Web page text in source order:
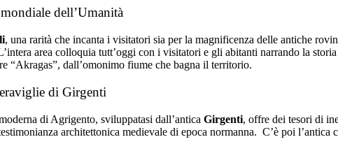
dell’Umanità
, una rarità che incanta i visitatori sia per la magnificenza delle antiche
area colloquia tutt’oggi con i visitatori e gli abitanti narrando la
“Akragas”, dall’omonimo fiume che bagna il territorio.
di Girgenti
di Agrigento, sviluppatasi dall’antica Girgenti, offre dei tesori di
architettonica medievale di epoca normanna. C’è poi